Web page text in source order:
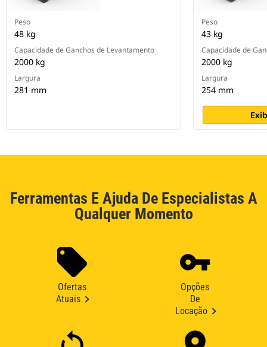
Peso
48 kg
Capacidade de Ganchos de Levantamento
2000 kg
Largura
281 mm
Peso
43 kg
Capacidade de
2000 kg
Largura
254 mm
Ferramentas E Ajuda De Especialistas A
Qualquer Momento
Ofertas
Atuais
Opções
De
Locação